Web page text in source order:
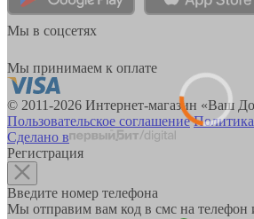
Мы в соцсетях
Мы принимаем к оплате
© 2011-2026 Интернет-магазин «Ваш
Пользовательское соглашение
Сделано в
Регистрация
Введите номер телефона
Мы отправим вам код в смс на телефон